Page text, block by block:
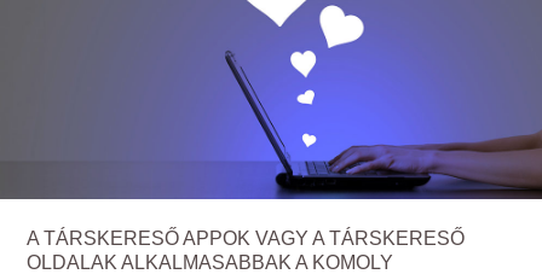
A TÁRSKERESŐ APPOK VAGY A TÁRSKERESŐ
OLDALAK ALKALMASABBAK A KOMOLY